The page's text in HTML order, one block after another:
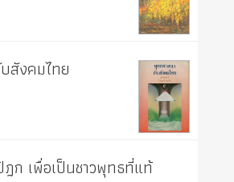
สังคมไทย
ก เพื่อเป็นชาวพุทธที่แท้